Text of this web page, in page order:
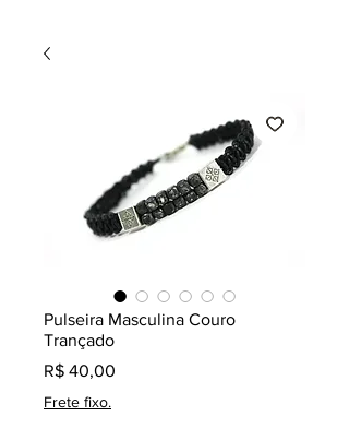
Pulseira Masculina Couro
Trançado
R$ 40,00
Frete fixo.